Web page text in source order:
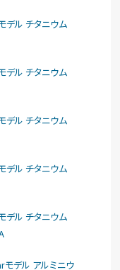
ル チタニウム
ル チタニウム
ル チタニウム
ル チタニウム
ル チタニウム
デル アルミニウ